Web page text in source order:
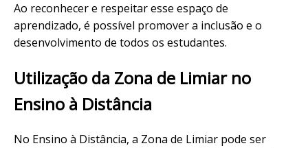
Ao reconhecer e respeitar esse espaço de
aprendizado, é possível promover a inclusão e o
desenvolvimento de todos os estudantes.
Utilização da Zona de Limiar no
Ensino à Distância
No Ensino à Distância, a Zona de Limiar pode ser